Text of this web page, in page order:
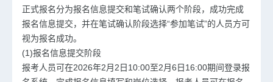
正式报名分为报名信息提交和笔试确认两个阶段，成功完成
报名信息提交，并在笔试确认阶段选择“参加笔试”的人员方可
视为报名成功。
(1)报名信息提交阶段
报考人员可在2026年2月2日10:00至2月6日16:00期间登录报